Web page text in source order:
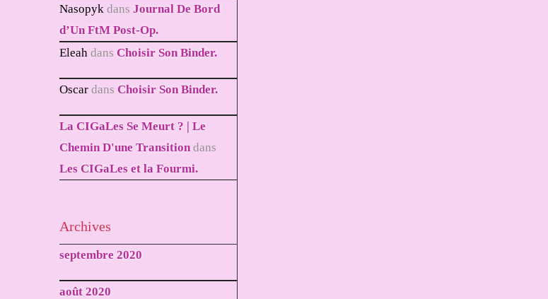
Nasopyk dans Journal De Bord
d’Un FtM Post-Op.
Eleah dans Choisir Son Binder.
Oscardans Choisir Son Binder.
La CIGaLes Se Meurt ? | Le
Chemin D'une Transitiondans
Les CIGaLes et la Fourmi.
Archives
septembre 2020
août 2020